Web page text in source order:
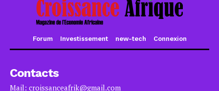
Forum Investissement new-tech Connexion
Contacts
Mail: croissanceafrik@gmail.com